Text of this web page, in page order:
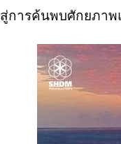
สู่การค้นพบศักยภา